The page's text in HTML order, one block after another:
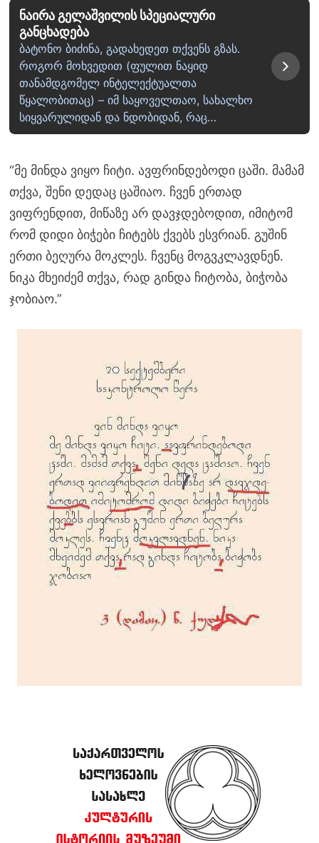
ნაირა გელაშვილის სპეციალური
განცხადება
ბატონო ბიძინა, გადახედეთ თქვენს გზას.
როგორ მოხვედით (ფულით ნაყიდ
თანამდგომელ ინტელექტუალთა
წყალობითაც) – იმ საყოველთაო, სახალხო
სიყვარულიდან და ნდობიდან, რაც…
“მე მინდა ვიყო ჩიტი. ავფრინდებოდი ცაში. მამამ
თქვა, შენი დედაც ცაშიაო. ჩვენ ერთად
ვიფრენდით, მიწაზე არ დავჯდებოდით, იმიტომ
რომ დიდი ბიჭები ჩიტებს ქვებს ესვრიან. გუშინ
ერთი ბეღურა მოკლეს. ჩვენც მოგვკლავდნენ.
ნიკა მხეიძემ თქვა, რად გინდა ჩიტობა, ბიჭობა
ჯობიაო.”